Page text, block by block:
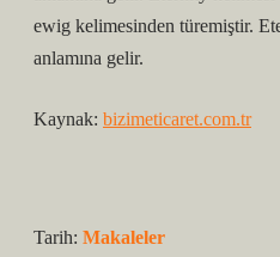
ewig kelimesinden türemiştir.
anlamına gelir.
Kaynak: bizimeticaret.com.tr
Tarih: Makaleler